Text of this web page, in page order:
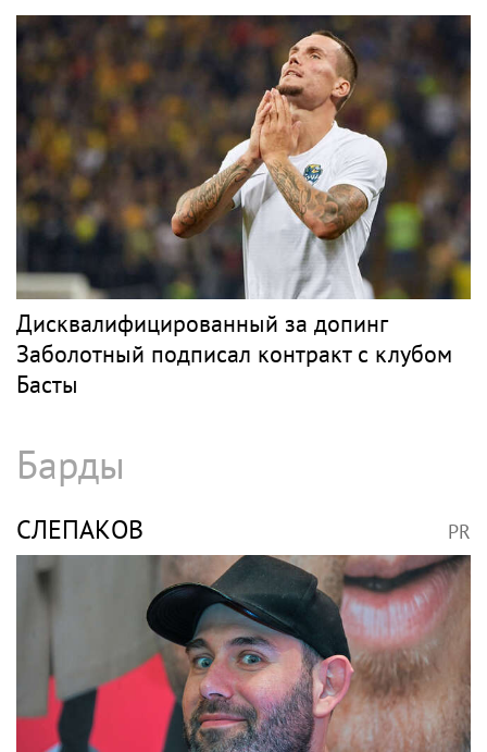
Дисквалифицированный за допинг
Заболотный подписал контракт с клубом
Басты
Барды
СЛЕПАКОВ PR